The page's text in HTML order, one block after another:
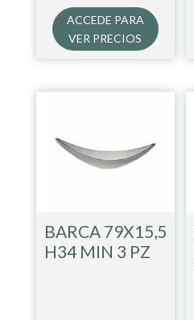
ACCEDE PARA
VER PRECIOS
BARCA 79X15,5
H34 MIN 3 PZ